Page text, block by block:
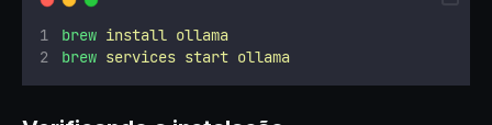
brew install ollama
brew services start ollama